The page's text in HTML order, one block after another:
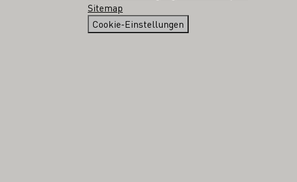
Sitemap
Cookie-Einstellungen